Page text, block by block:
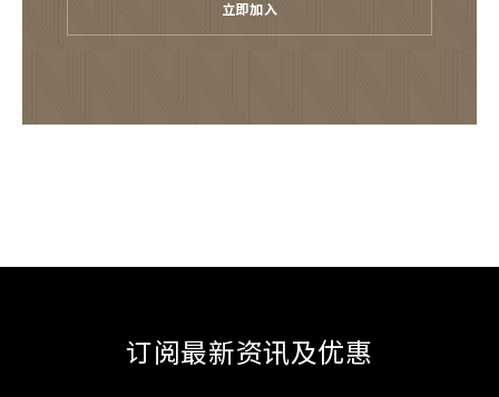
立即加入
订阅最新资讯及优惠